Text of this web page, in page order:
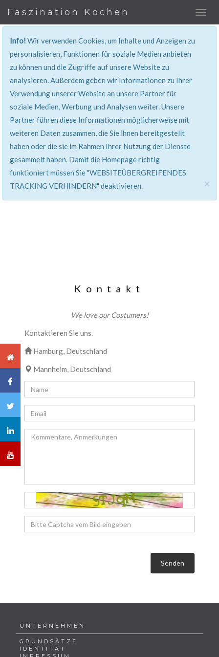
Faszination Kochen
Info!Wir verwenden Cookies, um Inhalte und Anzeigen zu
personalisieren, Funktionen für soziale Medien anbieten
zu können und die Zugriffe auf unsere Website zu
analysieren. Außerdem geben wir Informationen zu Ihrer
Verwendung unserer Website an unsere Partner für
soziale Medien, Werbung und Analysen weiter. Unsere
Partner führen diese Informationen möglicherweise mit
weiteren Daten zusammen, die Sie ihnen bereitgestellt
haben oder die sie im Rahmen Ihrer Nutzung der Dienste
gesammelt haben. Damit die Homepage richtig
funktioniert müssen Sie "WEBSITEÜBERGREIFENDES
TRACKING VERHINDERN" deaktivieren.
×
401, Nicht Erlaubt
Sie haben keinen Zugang zu diesem Bereich. Sie
werden automatisch weitergeleitet.
Kontakt
We love our Costumers!
Kontaktieren Sie uns.
Hamburg, Deutschland
Mannheim, Deutschland
Senden
UNTERNEHMEN
GRUNDSÄTZE
IDENTITÄT